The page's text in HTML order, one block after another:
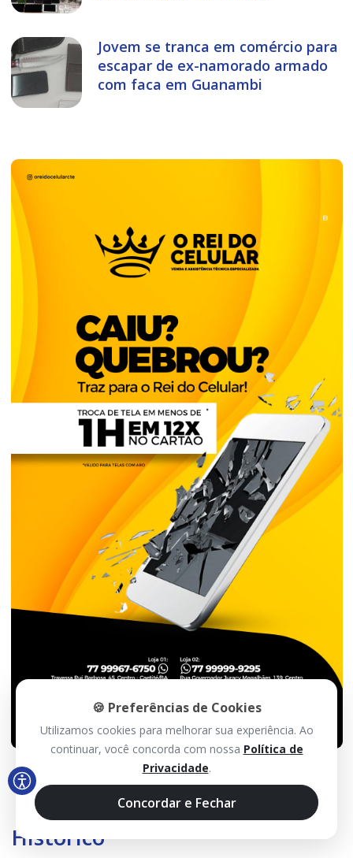
Jovem se tranca em comércio para
escapar de ex-namorado armado
com faca em Guanambi
Histórico
🍪 Preferências de Cookies
Utilizamos cookies para melhorar sua experiência. Ao
continuar, você concorda com nossa Política de
Privacidade.
Concordar e Fechar